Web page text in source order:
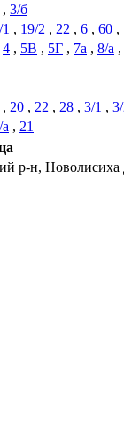
, 3/б
, 19/2 , 22 , 6 , 60 ,
4 , 5В , 5Г , 7а , 8/а ,
, 20 , 22 , 28 , 3/1 ,
, 21
р-н, Новолисиха